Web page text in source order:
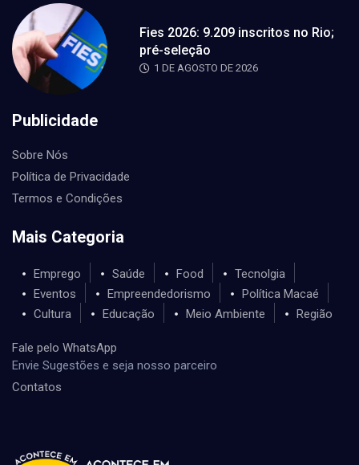
Fies 2026: 9.209 inscritos no Rio;
pré-seleção
1 DE AGOSTO DE 2026
Publicidade
Sobre Nós
Política de Privacidade
Termos e Condições
Mais Categoria
Emprego Saúde Food
Tecnolgia
Eventos
Empreendedorismo
Política Macaé
Cultura
Educação Meio Ambiente Região
Fale pelo WhatsApp
Envie Sugestões e seja nosso parceiro
Contatos